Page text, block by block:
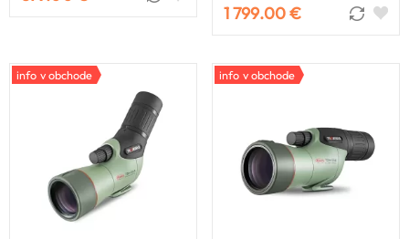
1 799.00 €
info v obchode info v obchode